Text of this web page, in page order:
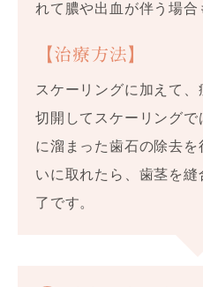
れて膿や出血が伴う場合
【治療方法】
スケーリングに加えて
切開してスケーリングで
に溜まった歯石の除去
いに取れたら、歯茎を
了です。